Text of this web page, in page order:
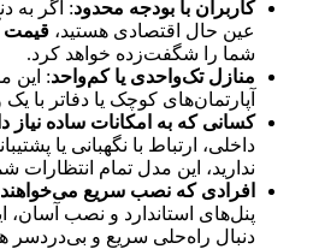
کاربران با بودجه محدود: اگر به
عین حال اقتصادی هستید، قیمت
شما را شگفت‌زده خواهد کرد.
منازل تک‌واحدی یا کم‌واحد: این
آپارتمان‌های کوچک یا دفاتر
کسانی که به امکانات ساده نیاز
داخلی، ارتباط با نگهبانی یا
ندارید، این مدل تمام انتظارات
افرادی که نصب سریع می‌خواهند
پنل‌های استاندارد و نصب آسان،
دنبال راه‌حلی سریع و